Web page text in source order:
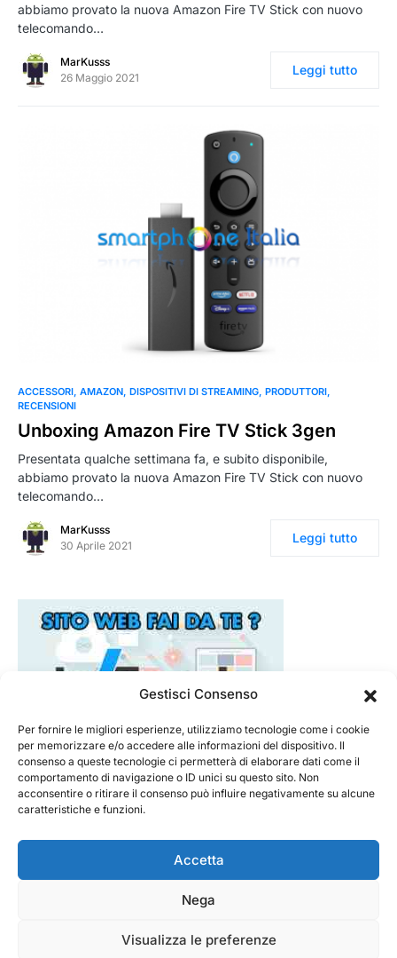
Gestisci Consenso
Per fornire le migliori esperienze, utilizziamo tecnologie come i cookie
per memorizzare e/o accedere alle informazioni del dispositivo. Il
consenso a queste tecnologie ci permetterà di elaborare dati come il
comportamento di navigazione o ID unici su questo sito. Non
acconsentire o ritirare il consenso può influire negativamente su alcune
caratteristiche e funzioni.
Accetta
Nega
Visualizza le preferenze
abbiamo provato la nuova Amazon Fire TV Stick con nuovo
telecomando…
MarKusss
26 Maggio 2021
Leggi tutto
0
ACCESSORI AMAZON DISPOSITIVI DI STREAMING PRODUTTORI
RECENSIONI
Unboxing Amazon Fire TV Stick 3gen
Presentata qualche settimana fa, e subito disponibile,
abbiamo provato la nuova Amazon Fire TV Stick con nuovo
telecomando…
MarKusss
30 Aprile 2021
Leggi tutto
@ 2026 - Tecnorecensioni